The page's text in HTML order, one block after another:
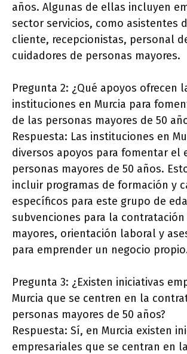
años. Algunas de ellas incluyen
sector servicios, como asistentes
cliente, recepcionistas, personal
cuidadores de personas mayores.
Pregunta 2: ¿Qué apoyos ofrecen
instituciones en Murcia para
de las personas mayores de 50
Respuesta: Las instituciones en
diversos apoyos para fomentar el
personas mayores de 50 años.
incluir programas de formación y
específicos para este grupo de
subvenciones para la
mayores, orientación laboral y
para emprender un negocio
Pregunta 3: ¿Existen iniciativas
Murcia que se centren en la
personas mayores de 50 años?
Respuesta: Sí, en Murcia existen
empresariales que se centran en